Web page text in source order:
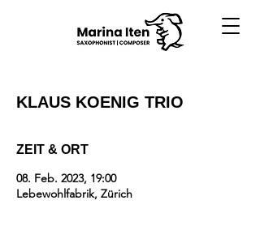
KLAUS KOENIG TRIO
ZEIT & ORT
08. Feb. 2023, 19:00
Lebewohlfabrik, Zürich